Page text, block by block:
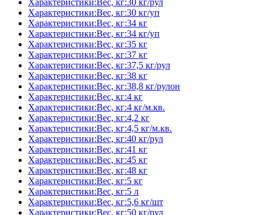
Характеристики:Вес, кг:30 кг/рул
Характеристики:Вес, кг:30 кг/уп
Характеристики:Вес, кг:34 кг
Характеристики:Вес, кг:34 кг/уп
Характеристики:Вес, кг:35 кг
Характеристики:Вес, кг:37 кг
Характеристики:Вес, кг:37,5 кг/рул
Характеристики:Вес, кг:38 кг
Характеристики:Вес, кг:38,8 кг/рулон
Характеристики:Вес, кг:4 кг
Характеристики:Вес, кг:4 кг/м.кв.
Характеристики:Вес, кг:4,2 кг
Характеристики:Вес, кг:4,5 кг/м.кв.
Характеристики:Вес, кг:40 кг/рул
Характеристики:Вес, кг:41 кг
Характеристики:Вес, кг:45 кг
Характеристики:Вес, кг:48 кг
Характеристики:Вес, кг:5 кг
Характеристики:Вес, кг:5 л
Характеристики:Вес, кг:5,6 кг/шт
Характеристики:Вес, кг:50 кг/рул